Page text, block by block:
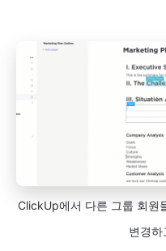
ClickUp에서 다른 그룹 회원
변경하